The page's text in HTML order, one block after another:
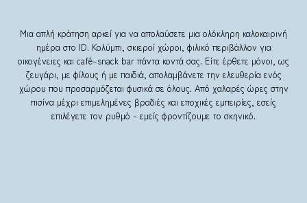
Μια απλή κράτηση αρκεί για να απολαύσετε μια ολόκληρη καλοκαιρινή
ημέρα στο ID. Κολύμπι, σκιεροί χώροι, φιλικό περιβάλλον για
οικογένειες και café–snack bar πάντα κοντά σας. Είτε έρθετε μόνοι, ως
ζευγάρι, με φίλους ή με παιδιά, απολαμβάνετε την ελευθερία ενός
χώρου που προσαρμόζεται φυσικά σε όλους. Από χαλαρές ώρες στην
πισίνα μέχρι επιμελημένες βραδιές και εποχικές εμπειρίες, εσείς
επιλέγετε τον ρυθμό - εμείς φροντίζουμε το σκηνικό.